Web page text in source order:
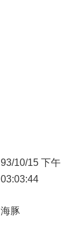
93/10/15 下午
03:03:44
海豚